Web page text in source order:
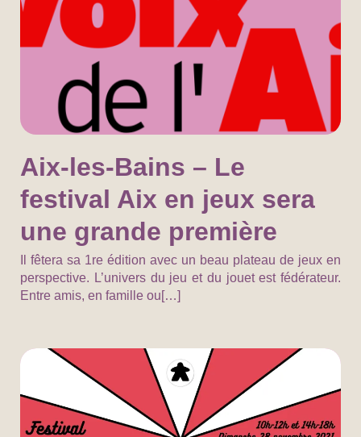
Aix-les-Bains – Le
festival Aix en jeux sera
une grande première
Il fêtera sa 1re édition avec un beau plateau de jeux en
perspective. L’univers du jeu et du jouet est fédérateur.
Entre amis, en famille ou[…]